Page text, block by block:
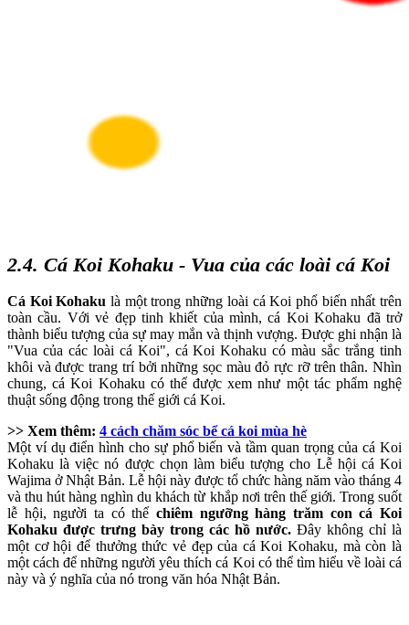
2.4. Cá Koi Kohaku - Vua của các loài cá Koi
Cá Koi Kohaku là một trong những loài cá Koi phổ biến nhất trên
toàn cầu. Với vẻ đẹp tinh khiết của mình, cá Koi Kohaku đã trở
thành biểu tượng của sự may mắn và thịnh vượng. Được ghi nhận là
"Vua của các loài cá Koi", cá Koi Kohaku có màu sắc trắng tinh
khôi và được trang trí bởi những sọc màu đỏ rực rỡ trên thân. Nhìn
chung, cá Koi Kohaku có thể được xem như một tác phẩm nghệ
thuật sống động trong thế giới cá Koi.
>> Xem thêm: 4 cách chăm sóc bể cá koi mùa hè
Một ví dụ điển hình cho sự phổ biến và tầm quan trọng của cá Koi
Kohaku là việc nó được chọn làm biểu tượng cho Lễ hội cá Koi
Wajima ở Nhật Bản. Lễ hội này được tổ chức hàng năm vào tháng 4
và thu hút hàng nghìn du khách từ khắp nơi trên thế giới. Trong suốt
lễ hội, người ta có thể chiêm ngưỡng hàng trăm con cá Koi
Kohaku được trưng bày trong các hồ nước. Đây không chỉ là
một cơ hội để thưởng thức vẻ đẹp của cá Koi Kohaku, mà còn là
một cách để những người yêu thích cá Koi có thể tìm hiểu về loài cá
này và ý nghĩa của nó trong văn hóa Nhật Bản.